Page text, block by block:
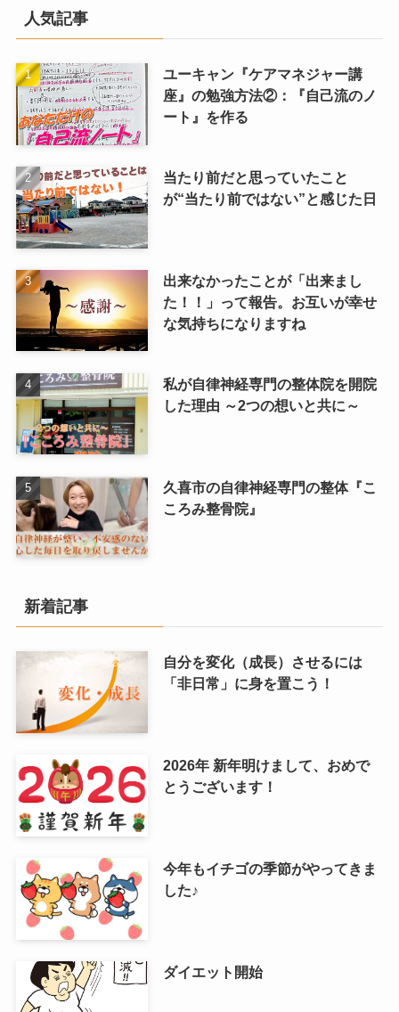
人気記事
ユーキャン『ケアマネジャー講
座』の勉強方法②：『自己流のノ
ート』を作る
当たり前だと思っていたこと
が“当たり前ではない”と感じた日
出来なかったことが「出来まし
た！！」って報告。お互いが幸せ
な気持ちになりますね
私が自律神経専門の整体院を開院
した理由 ～2つの想いと共に～
久喜市の自律神経専門の整体『こ
ころみ整骨院』
新着記事
自分を変化（成長）させるには
「非日常」に身を置こう！
2026年 新年明けまして、おめで
とうございます！
今年もイチゴの季節がやってきま
した♪
ダイエット開始